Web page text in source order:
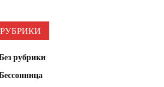
РУБРИКИ
рубрики